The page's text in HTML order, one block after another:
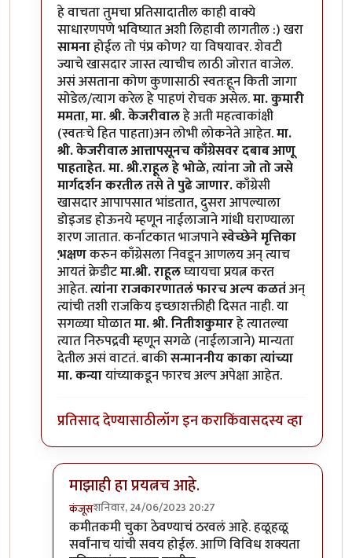
हे वाचता तुमचा प्रतिसादातील काही वाक्ये
साधारणपणे भविष्यात अशी लिहावी लागतील :) खरा
सामनाहोईल तो पंप्र कोण? या विषयावर. शेवटी
ज्याचे खासदार जास्त त्याचीच लाठी जोरात वाजेल.
असं असताना कोण कुणासाठी स्वतःहून किती जागा
सोडेल/त्याग करेल हे पाहणं रोचक असेल.मा. कुमारी
ममता, मा. श्री. केजरीवालहे अती महत्वाकांक्षी
(स्वतःचे हित पाहता)अन लोभी लोकनेते आहेत.मा.
श्री. केजरीवाल आत्तापसूनच काँग्रेसवर दबाब आणू
पाहताहेत.मा. श्री.राहूल हे भोळे, त्यांना जो तो जसे
मार्गदर्शन करतील तसे ते पुढे जाणार.काँग्रेसी
खासदार आपापसात भांडतात, दुसरा आपल्याला
डोइजड होऊनये म्हणून नाईलाजाने गांधी घराण्याला
शरण जातात. कर्नाटकात भाजपानेस्वेच्छेने मृत्तिका
भ़क्षणकरुन काँग्रेसला निवडून आणलय अन् त्याच
आयतं क्रेडीटमा.श्री. राहूलघ्यायचा प्रयत्न करत
आहेत.त्यांना राजकारणातलं फारच अल्प कळतंअन्
त्यांची तशी राजकिय इच्छाशक्तीही दिसत नाही. या
सगळ्या घोळातमा. श्री. नितीशकुमारहे त्यातल्या
त्यात निरुपद्रवी म्हणून सगळे (नाईलाजाने) मान्यता
देतील असं वाटतं. बाकीसन्माननीय काका त्यांच्या
मा. कन्यायांच्याकडून फारच अल्प अपेक्षा आहेत.
प्रतिसाद देण्यासाठीलॉग इन कराकिंवासदस्य व्हा
माझाही हा प्रयत्नच आहे.
कंजूसशनिवार, 24/06/2023 20:27
In reply toमिपाचे धोरणbyधर्मराजमुटके
कमीतकमी चुका ठेवण्याचं ठरवलं आहे. हळूहळू
सर्वांनाच यांची सवय होईल. आणि विविध शक्यता